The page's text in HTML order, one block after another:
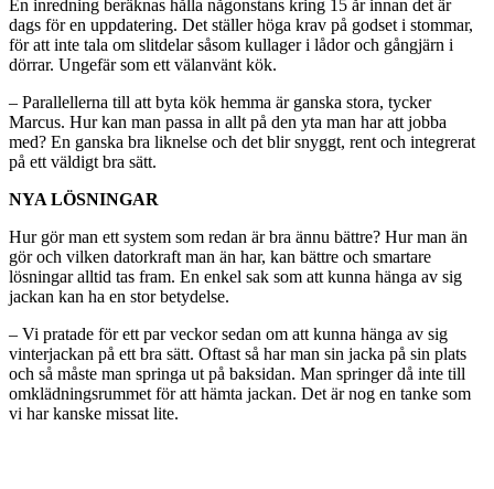
En inredning beräknas hålla någonstans kring 15 år innan det är
dags för en uppdatering. Det ställer höga krav på godset i stommar,
för att inte tala om slitdelar såsom kullager i lådor och gångjärn i
dörrar. Ungefär som ett välanvänt kök.
– Parallellerna till att byta kök hemma är ganska stora, tycker
Marcus. Hur kan man passa in allt på den yta man har att jobba
med? En ganska bra liknelse och det blir snyggt, rent och integrerat
på ett väldigt bra sätt.
NYA LÖSNINGAR
Hur gör man ett system som redan är bra ännu bättre? Hur man än
gör och vilken datorkraft man än har, kan bättre och smartare
lösningar alltid tas fram. En enkel sak som att kunna hänga av sig
jackan kan ha en stor betydelse.
– Vi pratade för ett par veckor sedan om att kunna hänga av sig
vinterjackan på ett bra sätt. Oftast så har man sin jacka på sin plats
och så måste man springa ut på baksidan. Man springer då inte till
omklädningsrummet för att hämta jackan. Det är nog en tanke som
vi har kanske missat lite.